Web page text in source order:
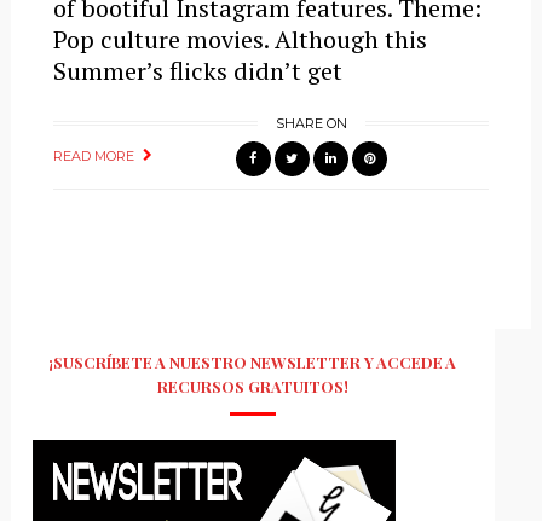
of bootiful Instagram features. Theme:
Pop culture movies. Although this
Summer’s flicks didn’t get
READ MORE
SHARE ON
¡SUSCRÍBETE A NUESTRO NEWSLETTER Y ACCEDE A
RECURSOS GRATUITOS!